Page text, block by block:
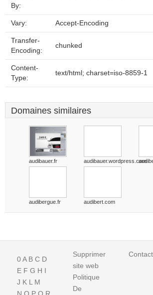
By:
Vary: Accept-Encoding
Transfer-
Encoding:
chunked
Content-
Type:
text/html; charset=iso-8859-1
Domaines similaires
audibauer.fr audibauer.wordpress.com
audibergue.fr audibert.com
0A B C D
E F G H I
J K L M
Supprimer
site web
Politique
De
Contact